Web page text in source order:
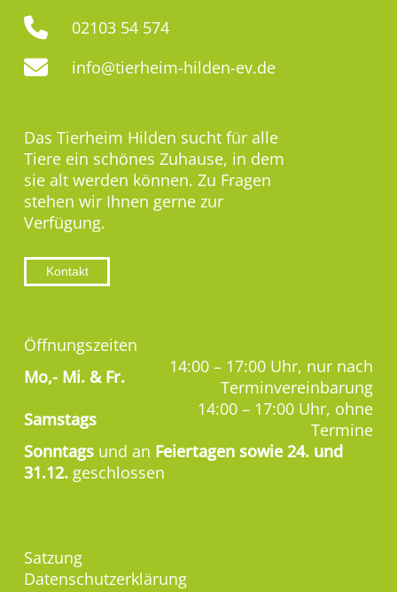
02103 54 574
info@tierheim-hilden-ev.de
Das Tierheim Hilden sucht für alle
Tiere ein schönes Zuhause, in dem
sie alt werden können. Zu Fragen
stehen wir Ihnen gerne zur
Verfügung.
Kontakt
Öffnungszeiten
Mo,- Mi. & Fr.
14:00 – 17:00 Uhr, nur nach
Terminvereinbarung
Samstags
14:00 – 17:00 Uhr, ohne
Termine
Sonntags und an Feiertagen sowie 24. und
31.12. geschlossen
Satzung
Datenschutzerklärung